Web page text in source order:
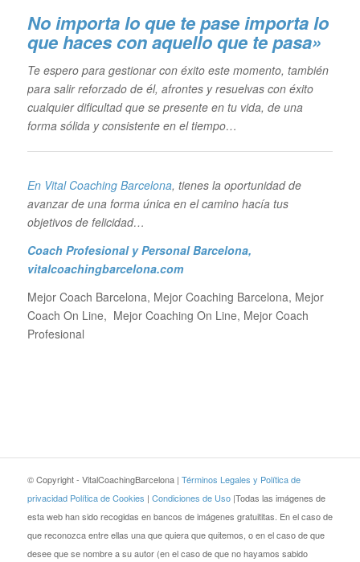
No importa lo que te pase importa lo
que haces con aquello que te pasa»
Te espero para gestionar con éxito este momento, también
para salir reforzado de él, afrontes y resuelvas con éxito
cualquier dificultad que se presente en tu vida, de una
forma sólida y consistente en el tiempo…
En Vital Coaching Barcelona, tienes la oportunidad de
avanzar de una forma única en el camino hacía tus
objetivos de felicidad…
Coach Profesional y Personal Barcelona,
vitalcoachingbarcelona.com
Mejor Coach Barcelona, Mejor Coaching Barcelona, Mejor
Coach On Line, Mejor Coaching On Line, Mejor Coach
Profesional
© Copyright - VitalCoachingBarcelona | Términos Legales y Política de
privacidad Política de Cookies | Condiciones de Uso |Todas las imágenes de
esta web han sido recogidas en bancos de imágenes gratuititas. En el caso de
que reconozca entre ellas una que quiera que quitemos, o en el caso de que
desee que se nombre a su autor (en el caso de que no hayamos sabido